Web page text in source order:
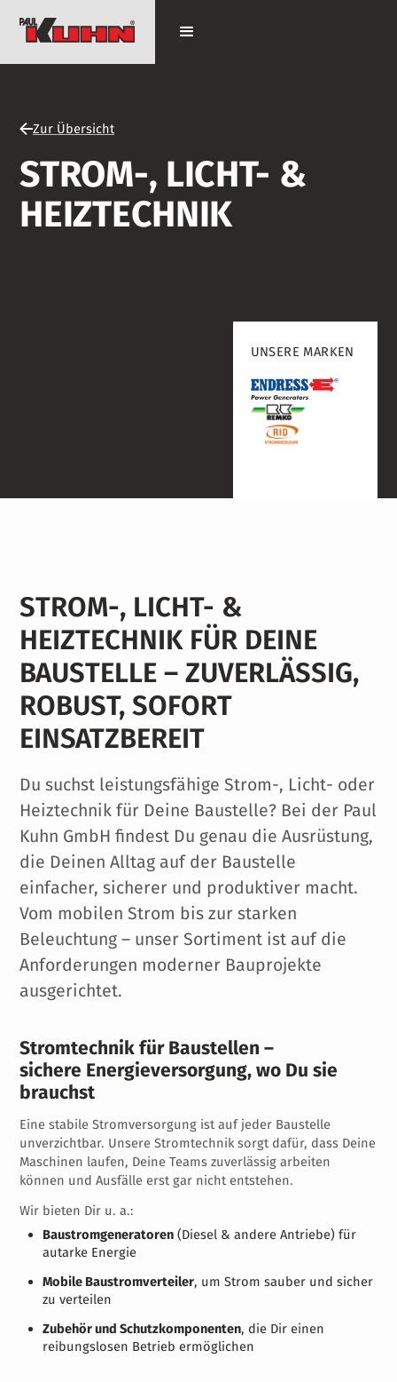
Zur Übersicht
STROM-, LICHT- &
HEIZTECHNIK
UNSERE MARKEN
STROM-, LICHT- &
HEIZTECHNIK FÜR DEINE
BAUSTELLE – ZUVERLÄSSIG,
ROBUST, SOFORT
EINSATZBEREIT
Du suchst leistungsfähige Strom-, Licht- oder
Heiztechnik für Deine Baustelle? Bei der Paul
Kuhn GmbH findest Du genau die Ausrüstung,
die Deinen Alltag auf der Baustelle
einfacher, sicherer und produktiver macht.
Vom mobilen Strom bis zur starken
Beleuchtung – unser Sortiment ist auf die
Anforderungen moderner Bauprojekte
ausgerichtet.
Stromtechnik für Baustellen –
sichere Energieversorgung, wo Du sie
brauchst
Eine stabile Stromversorgung ist auf jeder Baustelle
unverzichtbar. Unsere Stromtechnik sorgt dafür, dass Deine
Maschinen laufen, Deine Teams zuverlässig arbeiten
können und Ausfälle erst gar nicht entstehen.
Wir bieten Dir u. a.:
Baustromgeneratoren (Diesel & andere Antriebe) für
autarke Energie
Mobile Baustromverteiler, um Strom sauber und sicher
zu verteilen
Zubehör und Schutzkomponenten, die Dir einen
reibungslosen Betrieb ermöglichen